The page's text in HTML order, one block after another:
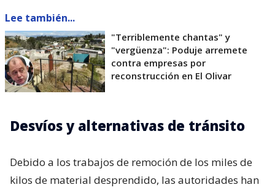
Lee también...
"Terriblemente chantas" y
"vergüenza": Poduje arremete
contra empresas por
reconstrucción en El Olivar
Desvíos y alternativas de tránsito
Debido a los trabajos de remoción de los miles de
kilos de material desprendido, las autoridades han